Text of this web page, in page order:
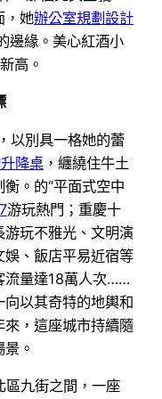
，她辦公室規劃設計
邊緣。美心紅酒小
高。
以別具一格她的蕾
降桌 ，纏繞住牛土
。的“平面式空中
游玩熱門；重慶十
游玩不雅光、文明演
、飯店平易近宿等
流量達18萬人次……
以其奇特的地輿和
，這座城市持續隨
。
區九街之間，一座